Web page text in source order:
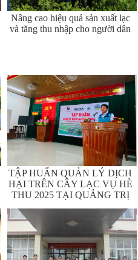
Nâng cao hiệu quả sản xuất lạc
và tăng thu nhập cho người dân
TẬP HUẤN QUẢN LÝ DỊCH
HẠI TRÊN CÂY LẠC VỤ HÈ
THU 2025 TẠI QUẢNG TRỊ